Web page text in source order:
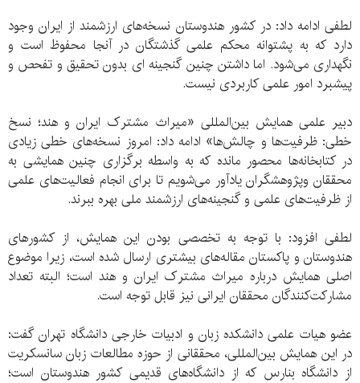
لطفی ادامه داد: در کشور هندوستان نسخه‌های ارزشمند از ایران وجود
دارد که به پشتوانه محکم علمی گذشتگان در آنجا محفوظ است و
نگهداری می‌شود. اما داشتن چنین گنجینه ای بدون تحقیق و تفحص و
پیشبرد امور علمی کاربردی نیست.
دبیر علمی همایش بین‌المللی «میراث مشترک ایران و هند؛ نسخ
خطی: ظرفیت‌ها و چالش‌ها» ادامه داد: امروز نسخه‌های خطی زیادی
در کتابخانه‌ها محصور مانده که به واسطه برگزاری چنین همایشی به
محققان وپژوهشگران یادآور می‌شویم تا برای انجام فعالیت‌های علمی
از ظرفیت‌های علمی و گنجینه‌های ارزشمند ملی بهره ببرند.
لطفی افزود: با توجه به تخصصی بودن این همایش، از کشورهای
هندوستان و پاکستان مقاله‌های بیشتری ارسال شده است، زیرا موضوع
اصلی همایش درباره میراث مشترک ایران و هند است؛ البته تعداد
مشارکت‌کنندگان محققان ایرانی نیز قابل توجه است.
عضو هیات علمی دانشکده زبان و ادبیات خارجی دانشگاه تهران گفت:
در این همایش بین‌المللی، محققانی از حوزه مطالعات زبان سانسکریت
از دانشگاه بنارس که از دانشگاه‌های قدیمی کشور هندوستان است؛